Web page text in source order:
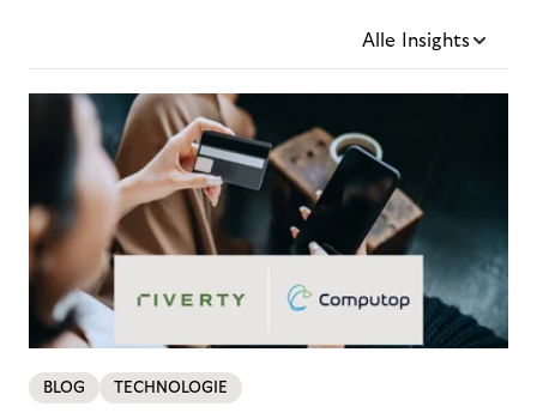
Alle Insights
BLOG TECHNOLOGIE